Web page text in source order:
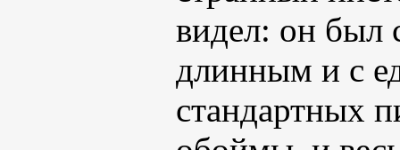
видел: он был
длинным и с
стандартных